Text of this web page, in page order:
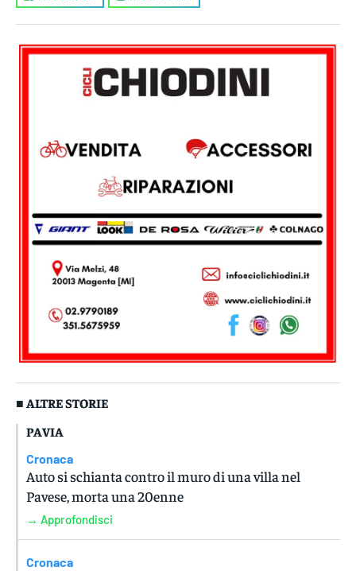
■ ALTRE STORIE
PAVIA
Cronaca
Auto si schianta contro il muro di una villa nel
Pavese, morta una 20enne
→ Approfondisci
Cronaca